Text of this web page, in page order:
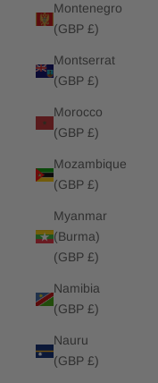
Montenegro
(GBP £)
Montserrat
(GBP £)
Morocco
(GBP £)
Mozambique
(GBP £)
Myanmar
(Burma)
(GBP £)
Namibia
(GBP £)
Nauru
(GBP £)